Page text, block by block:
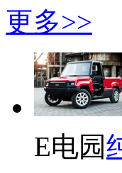
更多>>
E电园